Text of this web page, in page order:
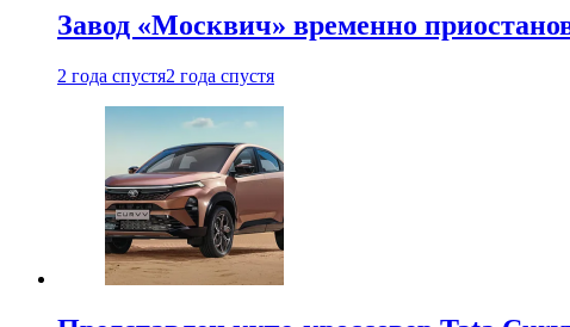
Завод «Москвич» временно
2 года спустя2 года спустя